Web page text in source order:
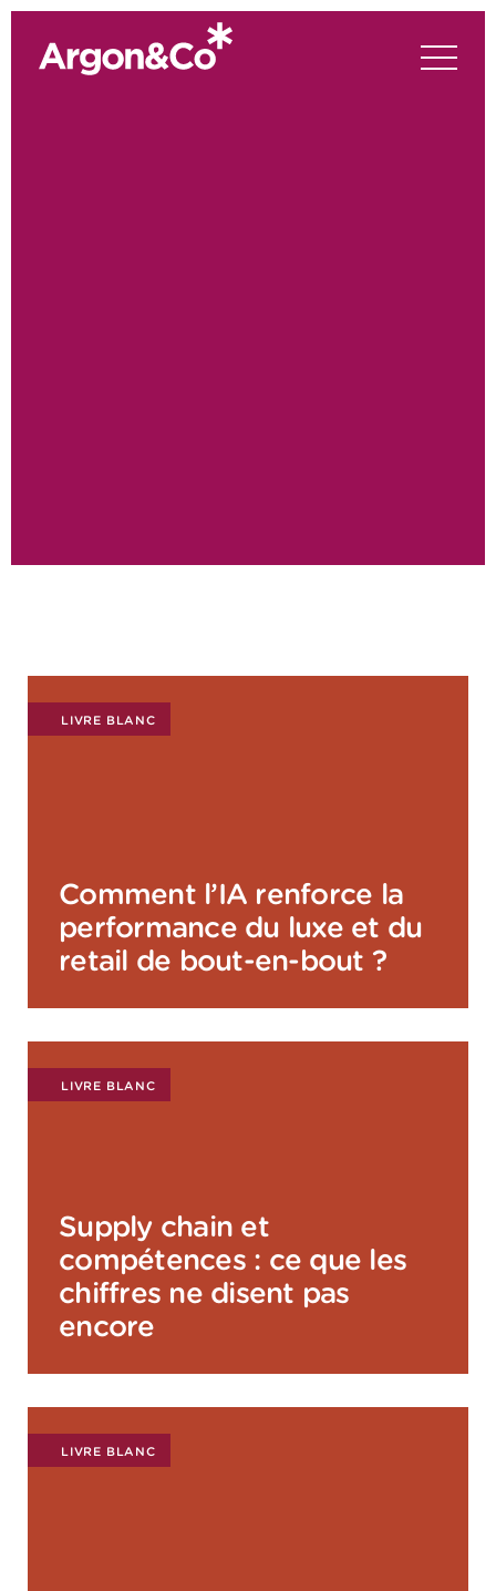
LIVRE BLANC
Comment l’IA renforce la
performance du luxe et du
retail de bout-en-bout ?
LIVRE BLANC
Supply chain et
compétences : ce que les
chiffres ne disent pas
encore
LIVRE BLANC